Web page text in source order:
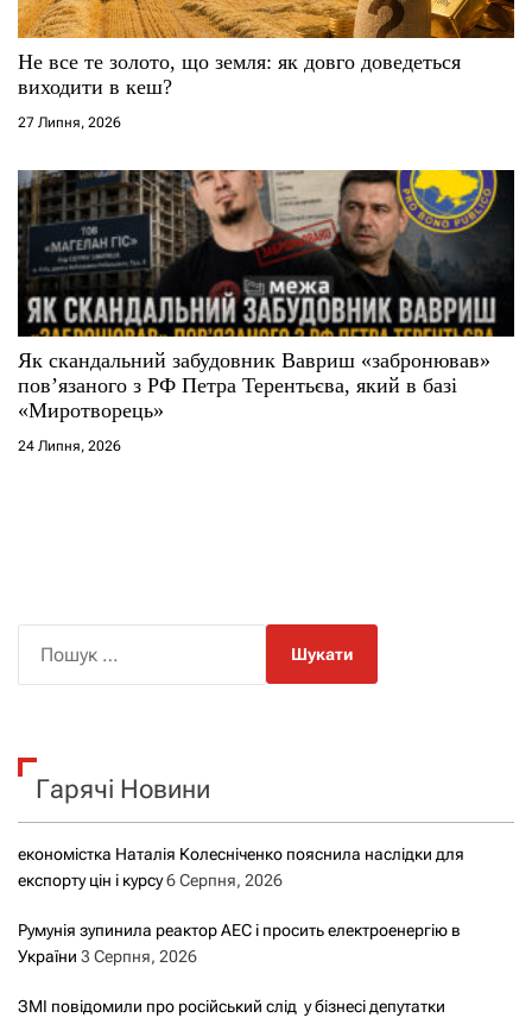
Не все те золото, що земля: як довго доведеться
виходити в кеш?
27 Липня, 2026
Як скандальний забудовник Вавриш «забронював»
повʼязаного з РФ Петра Терентьєва, який в базі
«Миротворець»
24 Липня, 2026
к
Гарячі Новини
економістка Наталія Колесніченко пояснила наслідки для
експорту цін і курсу6 Серпня, 2026
Румунія зупинила реактор АЕС і просить електроенергію в
України 3 Серпня, 2026
ЗМІ повідомили про російський слід у бізнесі депутатки